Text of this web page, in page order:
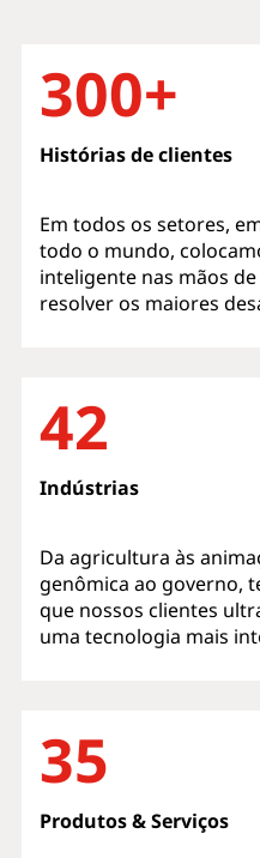
300+
Histórias de clientes
Em todos os setores,
todo o mundo,
inteligente nas mãos
resolver os maiores
42
Indústrias
Da agricultura às
genômica ao governo,
que nossos clientes
uma tecnologia mais
35
Produtos & Serviços